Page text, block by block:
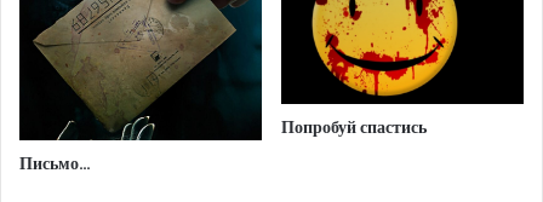
Письмо…
Попробуй спастись